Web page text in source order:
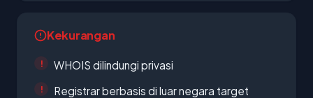
Kekurangan
WHOIS dilindungi privasi
Registrar berbasis di luar negara target